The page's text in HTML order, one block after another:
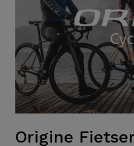
Origine